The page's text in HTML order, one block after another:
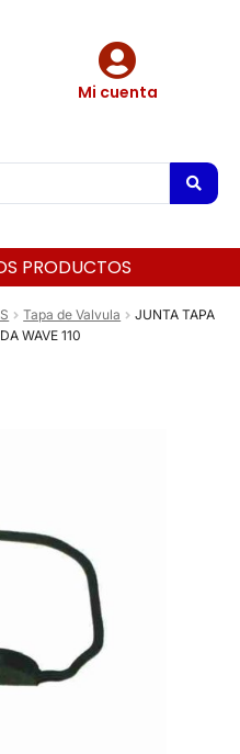
Mi cuenta
PRODUCTOS
Tapa de Valvula
JUNTA TAPA
WAVE 110